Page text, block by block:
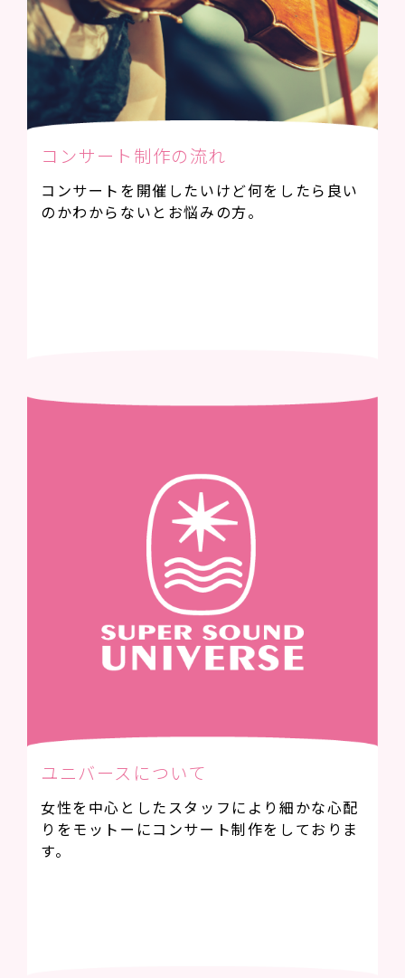
コンサート制作の流れ
コンサートを開催したいけど何をしたら良い
のかわからないとお悩みの方。
ユニバースについて
女性を中心としたスタッフにより細かな心配
りをモットーにコンサート制作をしておりま
す。